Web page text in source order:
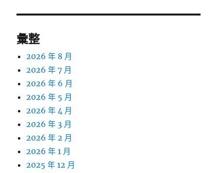
彙整
2026 年 8 月
2026 年 7 月
2026 年 6 月
2026 年 5 月
2026 年 4 月
2026 年 3 月
2026 年 2 月
2026 年 1 月
2025 年 12 月